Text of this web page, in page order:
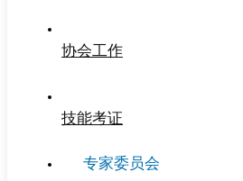
协会工作
技能考证
专家委员会